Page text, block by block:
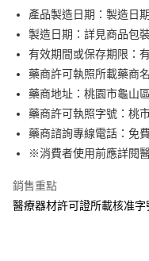
玉山商業銀行
台新國際商業銀行
台灣樂天信用卡公司
聯邦商業銀行
元大商業銀行
玉山商業銀行
台新國際商業銀行
台灣樂天信用卡公司
Google Pay
全盈+PAY
大哥付你分期
相關說明
1.本服務由台灣大哥大提供，
2.付款方式選擇「大哥付你分
成交易。
4.訂單成立30分鐘內，如未前
AFTEE先享後付
相關說明
AFTEE先享後付是「在收到商
便利好安心！
ATM付款
產品製造日期：製造日
製造日期：詳見商品包
有效期間或保存期限：
藥商許可執照所載藥商
藥商地址：桃園市龜山
藥商許可執照字號：桃
藥商諮詢專線電話：免
※消費者使用前應詳閱
銷售重點
醫療器材許可證所載核准